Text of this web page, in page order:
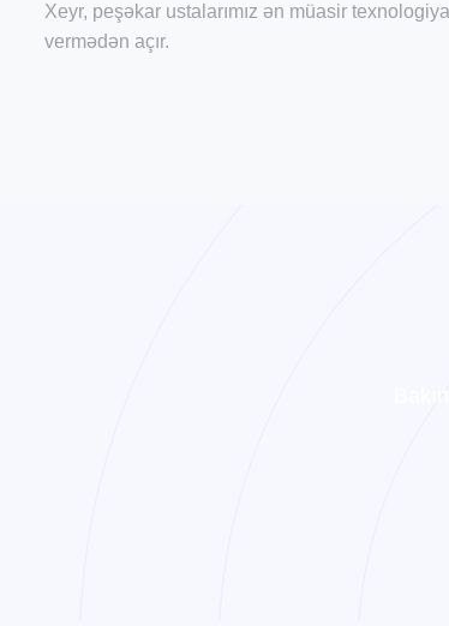
Xeyr, peşəkar ustalarımız ən müasir
vermədən açır.